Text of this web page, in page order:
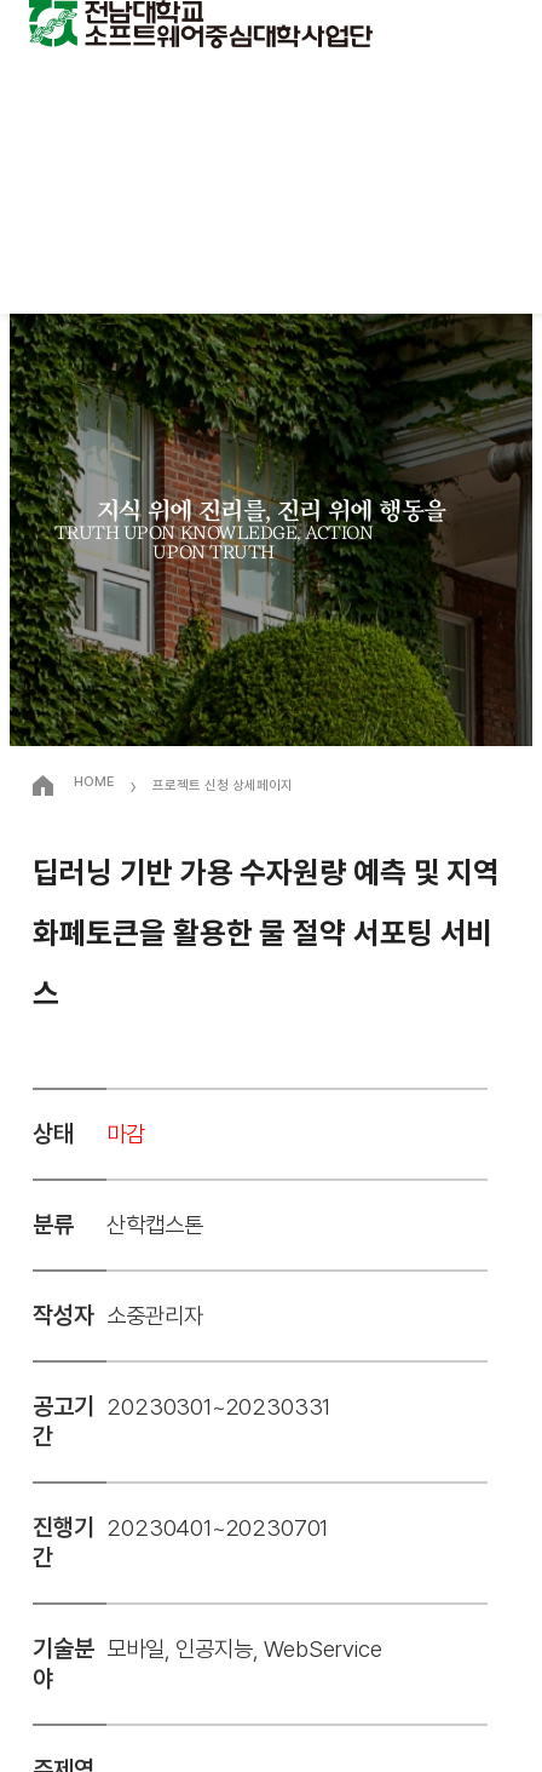
지식 위에 진리를, 진리 위에 행동을
TRUTH UPON KNOWLEDGE, ACTION
UPON TRUTH
HOME › 프로젝트 신청 상세페이지
딥러닝 기반 가용 수자원량 예측 및 지역
화폐토큰을 활용한 물 절약 서포팅 서비
스
상태 마감
분류 산학캡스톤
작성자 소중관리자
공고기
간
20230301~20230331
진행기
간
20230401~20230701
기술분
야
모바일, 인공지능, WebService